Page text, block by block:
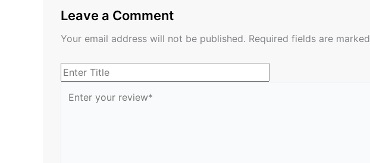
Leave a Comment
Your email address will not be published. Required fields are marked